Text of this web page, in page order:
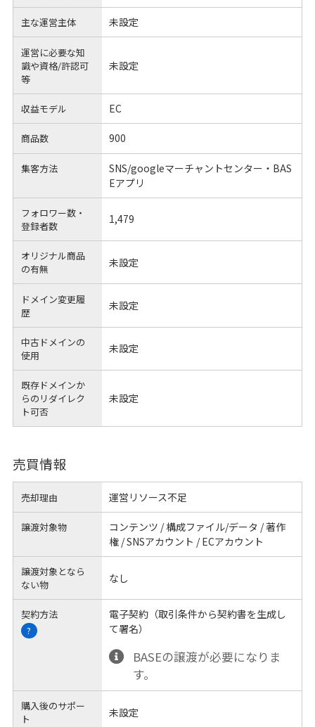
主な運営主体 未設定
運営に必要な知
識や資格/許認可
等
未設定
収益モデル EC
商品数 900
集客方法
SNS/googleマーチャントセンター・BAS
Eアプリ
フォロワー数・
登録者数
1,479
オリジナル商品
の有無
未設定
ドメイン変更履
歴
未設定
中古ドメインの
使用
未設定
既存ドメインか
らのリダイレク
ト可否
未設定
売買情報
売却理由 運営リソース不足
譲渡対象物
コンテンツ / 構成ファイル/データ / 著作
権 / SNSアカウント / ECアカウント
譲渡対象となら
ない物
なし
契約方法
?
電子契約（取引条件から契約書を生成し
て署名）
BASEの譲渡が必要になりま
す。
購入後のサポー
ト
未設定